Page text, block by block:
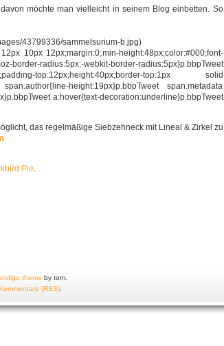
möchte man vielleicht in seinem Blog einbetten. So
43799336/sammelsurium-b.jpg)
10px 12px;margin:0;min-height:48px;color:#000;font-
webkit-border-radius:5px}p.bbpTweet
top:12px;height:40px;border-top:1px solid
height:19px}p.bbpTweet span.metadata
a:hover{text-decoration:underline}p.bbpTweet
das regelmäßige Siebzehneck mit Lineal & Zirkel zu
Pie.
theme by tom.
(RSS).